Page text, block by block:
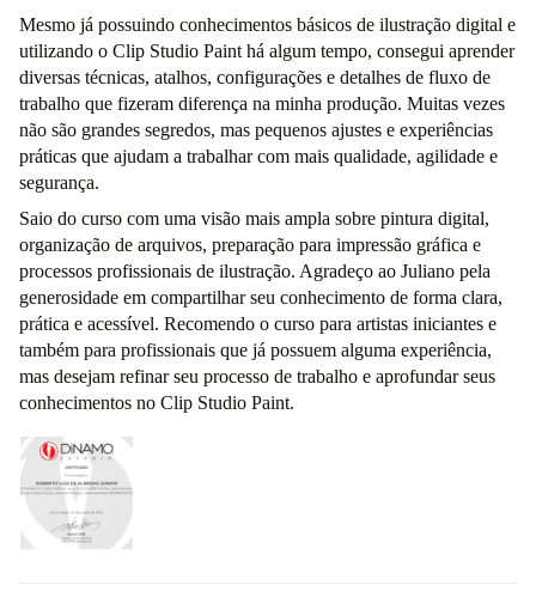
Mesmo já possuindo conhecimentos básicos de ilustração digital e
utilizando o Clip Studio Paint há algum tempo, consegui aprender
diversas técnicas, atalhos, configurações e detalhes de fluxo de
trabalho que fizeram diferença na minha produção. Muitas vezes
não são grandes segredos, mas pequenos ajustes e experiências
práticas que ajudam a trabalhar com mais qualidade, agilidade e
segurança.
Saio do curso com uma visão mais ampla sobre pintura digital,
organização de arquivos, preparação para impressão gráfica e
processos profissionais de ilustração. Agradeço ao Juliano pela
generosidade em compartilhar seu conhecimento de forma clara,
prática e acessível. Recomendo o curso para artistas iniciantes e
também para profissionais que já possuem alguma experiência,
mas desejam refinar seu processo de trabalho e aprofundar seus
conhecimentos no Clip Studio Paint.